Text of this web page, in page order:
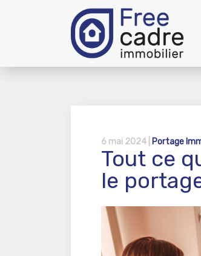
6 mai 2024 | Portage
Tout ce
le